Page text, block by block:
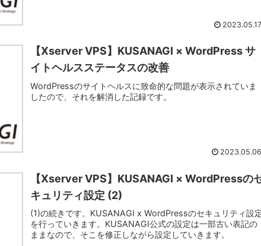
2023.05.17
【Xserver VPS】KUSANAGI × WordPress サ
イトヘルスステータスの改善
WordPressのサイトヘルスに致命的な問題が表示されていま
したので、それを解消した記録です。
2023.05.06
【Xserver VPS】KUSANAGI × WordPressの
キュリティ設定 (2)
(1)の続きです。KUSANAGI x WordPressのセキュリティ設
を行っていきます。KUSANAGI公式の設定は一部古い表記の
ままなので、そこを修正しながら設定していきます。